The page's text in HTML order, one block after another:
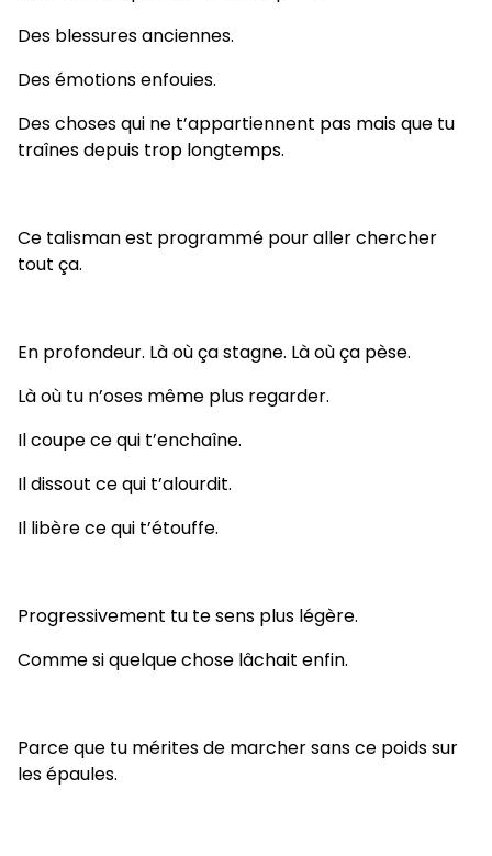
Des blessures anciennes.
Des émotions enfouies.
Des choses qui ne t’appartiennent pas mais que tu
traînes depuis trop longtemps.
Ce talisman est programmé pour aller chercher
tout ça.
En profondeur. Là où ça stagne. Là où ça pèse.
Là où tu n’oses même plus regarder.
Il coupe ce qui t’enchaîne.
Il dissout ce qui t’alourdit.
Il libère ce qui t’étouffe.
Progressivement tu te sens plus légère.
Comme si quelque chose lâchait enfin.
Parce que tu mérites de marcher sans ce poids sur
les épaules.